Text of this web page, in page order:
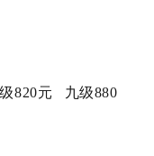
820元 九级880